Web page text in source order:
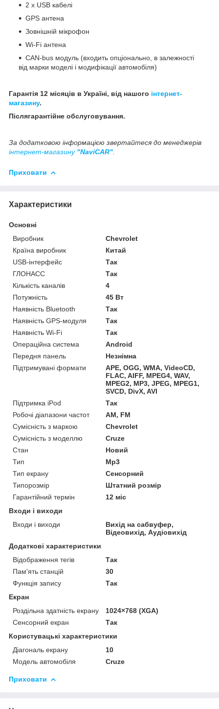
2 x USB кабелі
GPS антена
Зовнішній мікрофон
Wi-Fi антена
CAN-bus модуль (входить опціонально, в залежності
від марки моделі і модифікації автомобіля)
Гарантія 12 місяців в Україні, від нашого інтернет-
магазину.
Післягарантійне обслуговування.
За додатковою інформацією звертайтеся до менеджерів
інтернет-магазину "NaviCAR"
Приховати
Характеристики
Основні
Виробник
Chevrolet
Країна виробник
Китай
USB-інтерфейс
Так
ГЛОНАСС
Так
Кількість каналів
4
Потужність
45 Вт
Наявність Bluetooth
Так
Наявність GPS-модуля
Так
Наявність Wi-Fi
Так
Операційна система
Android
Передня панель
Незнімна
Підтримувані формати
APE, OGG, WMA, VideoCD,
FLAC, AIFF, MPEG4, WAV,
MPEG2, MP3, JPEG, MPEG1,
SVCD, DivX, AVI
Підтримка iPod
Так
Робочі діапазони частот
AM, FM
Сумісність з маркою
Chevrolet
Сумісність з моделлю
Cruze
Стан
Новий
Тип
Mp3
Тип екрану
Сенсорний
Типорозмір
Штатний розмір
Гарантійний термін
12 міс
Входи і виходи
Входи і виходи
Вихід на сабвуфер,
Відеовихід, Аудіовихід
Додаткові характеристики
Відображення тегів
Так
Пам'ять станцій
30
Функція запису
Так
Екран
Роздільна здатність екрану
1024×768 (XGA)
Сенсорний екран
Так
Користувацькi характеристики
Діагональ екрану
10
Модель автомобіля
Cruze
Приховати